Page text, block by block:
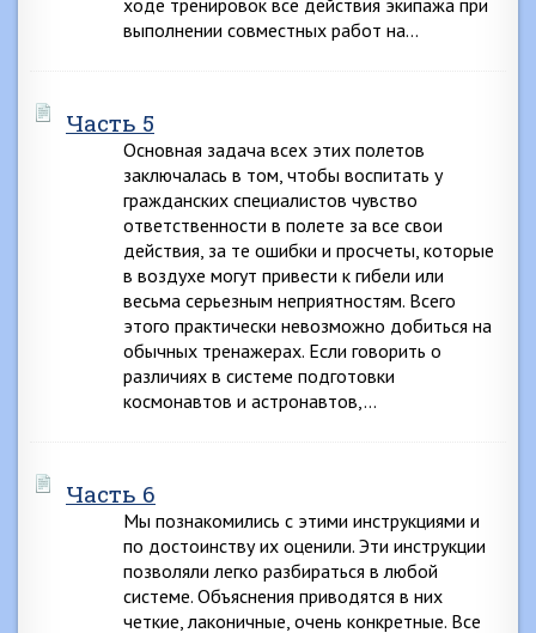
ходе тренировок все действия экипажа при
выполнении совместных работ на…
Часть 5
Основная задача всех этих полетов
заключалась в том, чтобы воспитать у
гражданских специалистов чувство
ответственности в полете за все свои
действия, за те ошибки и просчеты, которые
в воздухе могут привести к гибели или
весьма серьезным неприятностям. Всего
этого практически невозможно добиться на
обычных тренажерах. Если говорить о
различиях в системе подготовки
космонавтов и астронавтов,…
Часть 6
Мы познакомились с этими инструкциями и
по достоинству их оценили. Эти инструкции
позволяли легко разбираться в любой
системе. Объяснения приводятся в них
четкие, лаконичные, очень конкретные. Все